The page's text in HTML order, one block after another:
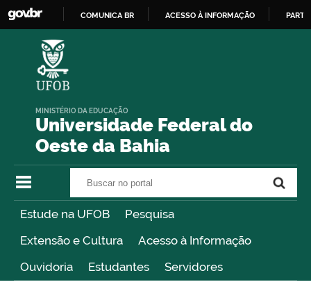
COMUNICA BR ACESSO À INFORMAÇÃO
Universidade Federal do
Oeste da Bahia
MINISTÉRIO DA EDUCAÇÃO
Estude na UFOB
Pesquisa
Extensão e Cultura
Acesso à Informação
Ouvidoria
Estudantes Servidores